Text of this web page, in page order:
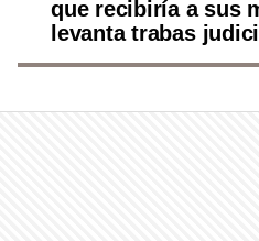
que recibiría a sus
levanta trabas